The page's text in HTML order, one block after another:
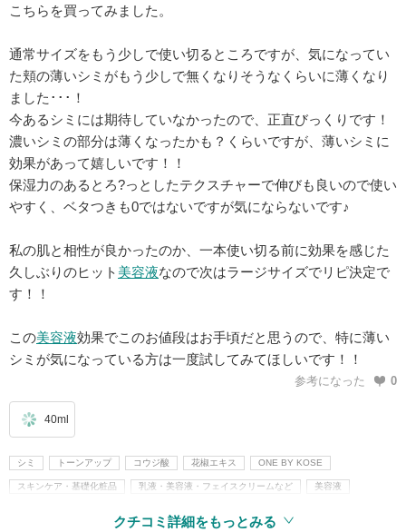
こちらを買ってみました。
通常サイズをもう少しで使い切るところですが、気になってい
た頬の薄いシミがもう少しで無くなりそうなくらいに薄くなり
ました･･･！
今あるシミには期待していなかったので、正直びっくりです！
濃いシミの部分は薄くなったかも？くらいですが、薄いシミに
効果があって嬉しいです！！
保湿力のあるとろ?っとしたテクスチャーで伸びも良いので使い
やすく、ベタつきも0ではないですが気にならないです♪
私の肌と相性が良かったのか、一本使い切る前に効果を感じた
久しぶりのヒット 美容液なので次はラージサイズでリピ決定で
す！！
この美容液効果でこのお値段はお手頃だと思うので、特に薄い
シミが気になっている方は一度試してみてほしいです！！
参考になった 0
40ml
シミ トーンアップ コウジ酸 花椒エキス ONE BY KOSE
スキンケア・基礎化粧品 乳液・美容液・フェイスクリームなど 美容液
クチコミ詳細をもっとみる